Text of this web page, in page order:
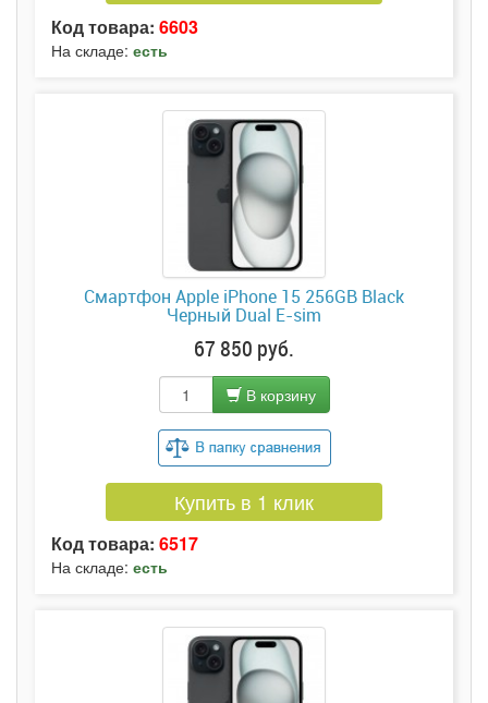
Код товара: 6603
На складе: есть
Смартфон Apple iPhone 15 256GB Black
Черный Dual E-sim
67 850 руб.
В корзину
Купить в 1 клик
Код товара: 6517
На складе: есть